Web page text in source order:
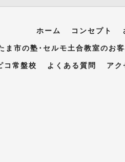
ホーム コンセプト
ま市の塾･セルモ土合教室のお
コ常盤校
よくある質問 アク